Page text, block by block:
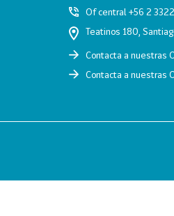
Of central +56 2
Teatinos 180,
Contacta a nuestras
Contacta a nuestras